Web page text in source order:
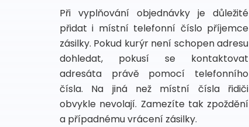
Při vyplňování objednávky je důležité
přidat i místní telefonní číslo příjemce
zásilky. Pokud kurýr není schopen adresu
dohledat, pokusí se kontaktovat
adresáta právě pomocí telefonního
čísla. Na jiná než místní čísla řidiči
obvykle nevolají. Zamezíte tak zpoždění
a případnému vrácení zásilky.